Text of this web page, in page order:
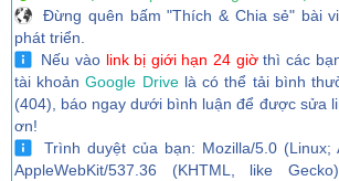
Đừng quên bấm "Thích & Chia sẻ" bài
phát triển.
Nếu vào link bị giới hạn 24 giờthì các
tài khoảnGoogle Drivelà có thể tải bình
(404), báo ngay dưới bình luận để được sửa
ơn!
Trình duyệt của bạn: Mozilla/5.0 (Linux;
AppleWebKit/537.36 (KHTML, like